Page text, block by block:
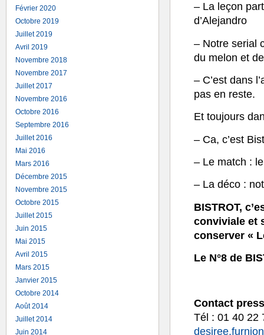
– La leçon
d’Alejandro
– Notre serial
du melon et
– C’est dans
pas en reste.
Et toujours
– Ca, c’est
– Le match :
– La déco :
BISTROT,
conviviale et
conserver «
Le N°8 de
Contact
Tél : 01 40 22
Février 2020
Octobre 2019
Juillet 2019
Avril 2019
Novembre 2018
Novembre 2017
Juillet 2017
Novembre 2016
Octobre 2016
Septembre 2016
Juillet 2016
Mai 2016
Mars 2016
Décembre 2015
Novembre 2015
Octobre 2015
Juillet 2015
Juin 2015
Mai 2015
Avril 2015
Mars 2015
Janvier 2015
Octobre 2014
Août 2014
Juillet 2014
Juin 2014